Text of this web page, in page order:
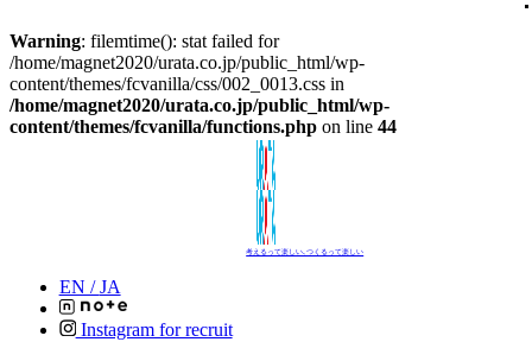
Warning: filemtime(): stat failed for
/home/magnet2020/urata.co.jp/public_html/wp-
content/themes/fcvanilla/css/002_0013.css in
/home/magnet2020/urata.co.jp/public_html/wp-
content/themes/fcvanilla/functions.php on line 44
考えるって楽しい､つくるって楽しい
EN /JA
Instagram for recruit